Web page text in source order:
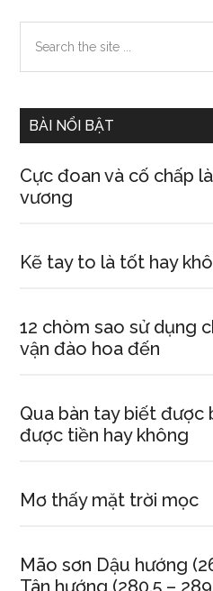
hướng
–
sơn
Hợi
hướng
334.5)
Primary
Sidebar
the
BÀI NỔI BẬT
Cực đoan và cố chấp
vương
Kẽ tay to là tốt hay
12 chòm sao sử dụng
vận đào hoa đến
Qua bàn tay biết được
được tiền hay không
Mơ thấy mặt trời mọc
Mão sơn Dậu hướng
Tân hướng (280.5 –